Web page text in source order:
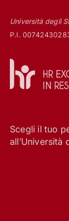
Università degli
P.I.
Scegli il tuo
all’Università